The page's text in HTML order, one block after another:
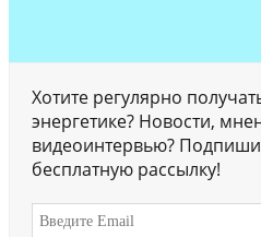
Хотите регулярно
энергетике? Новости,
видеоинтервью?
бесплатную рассылку!